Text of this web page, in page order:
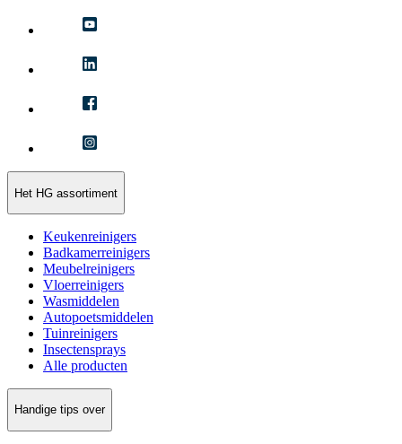
Het HG assortiment
Keukenreinigers
Badkamerreinigers
Meubelreinigers
Vloerreinigers
Wasmiddelen
Autopoetsmiddelen
Tuinreinigers
Insectensprays
Alle producten
Handige tips over